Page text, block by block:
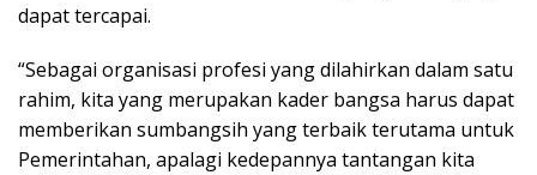
dapat tercapai.
“Sebagai organisasi profesi yang dilahirkan dalam satu
rahim, kita yang merupakan kader bangsa harus dapat
memberikan sumbangsih yang terbaik terutama untuk
Pemerintahan, apalagi kedepannya tantangan kita